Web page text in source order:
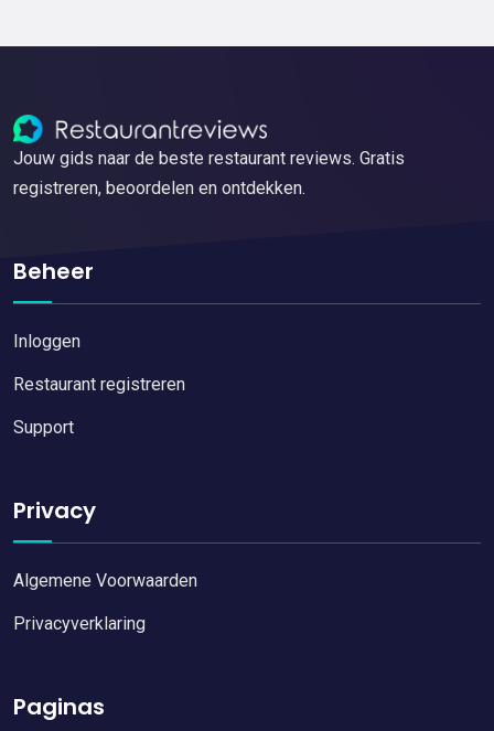
Jouw gids naar de beste restaurant reviews. Gratis
registreren, beoordelen en ontdekken.
Beheer
Inloggen
Restaurant registreren
Support
Privacy
Algemene Voorwaarden
Privacyverklaring
Paginas